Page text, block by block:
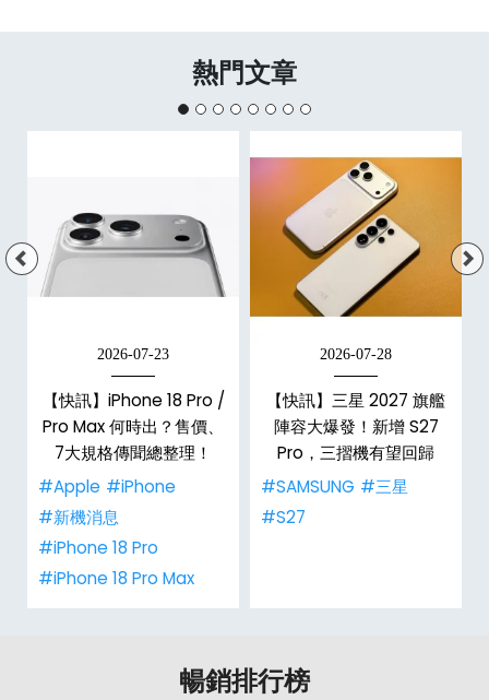
熱門文章
2026-07-23
【快訊】iPhone 18 Pro /
Pro Max 何時出？售價、
7大規格傳聞總整理！
#Apple #iPhone
#新機消息
#iPhone 18 Pro
#iPhone 18 Pro Max
2026-07-28
【快訊】三星 2027 旗艦
陣容大爆發！新增 S27
Pro，三摺機有望回歸
#SAMSUNG #三星
#S27
暢銷排行榜